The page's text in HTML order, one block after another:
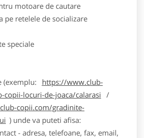
motoare de cautare
pe retelele de socializare
speciale
(exemplu:
https://www.club-
copii-locuri-de-joaca/calarasi /
copii.com/gradinite-
) unde va puteti afisa:
- adresa, telefoane, fax, email,